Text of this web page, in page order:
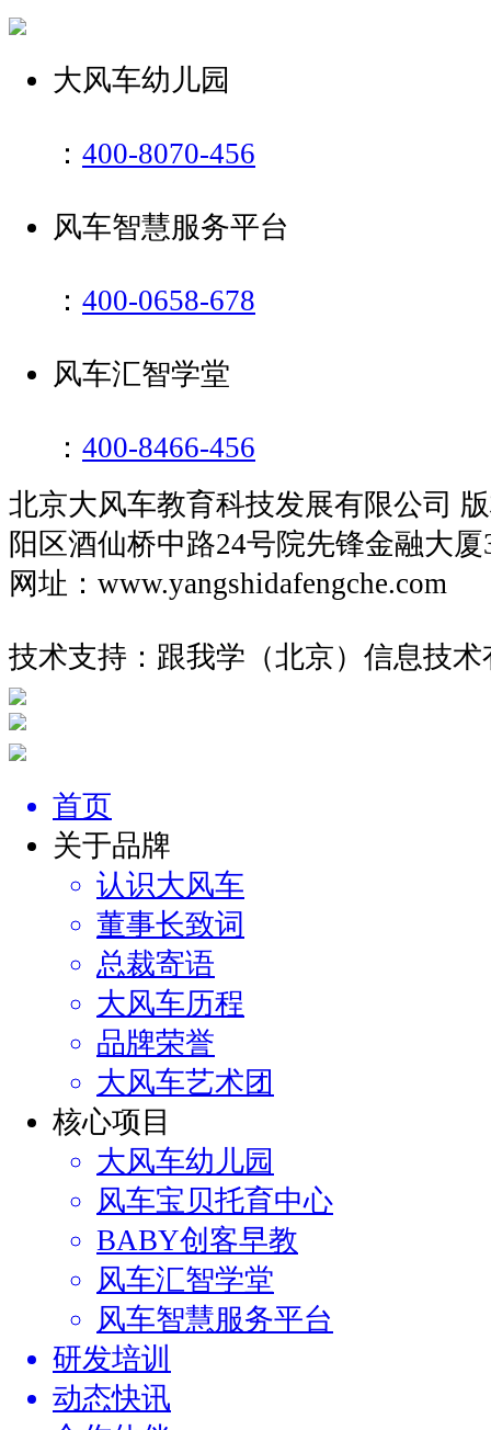
大风车幼儿园
： 400-8070-456
风车智慧服务平台
： 400-0658-678
风车汇智学堂
： 400-8466-456
北京大风车教育科技发展有限公司
阳区酒仙桥中路24号院先锋金融大厦
网址：
技术支持：跟我学（北京）信息技术
首页
关于品牌
认识大风车
董事长致词
总裁寄语
大风车历程
品牌荣誉
大风车艺术团
核心项目
大风车幼儿园
风车宝贝托育中心
BABY创客早教
风车汇智学堂
风车智慧服务平台
研发培训
动态快讯